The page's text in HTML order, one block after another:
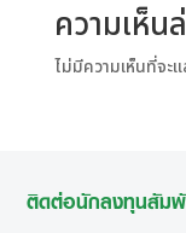
ความเห็น
ไม่มีความเห็นที่จะ
ติดต่อนักลงทุนสัม